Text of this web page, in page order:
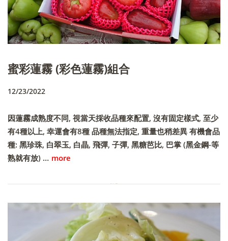
蜜彩蓮霧 (彩色蓮霧)組合
12/23/2022
因蓮霧成熟度不同, 視當天採收品種來配置, 沒有固定樣式, 至少
有4種以上, 幸運會有8種 品種無法指定, 重量也稍差異 有機會品
種: 黑珍珠, 白翠玉, 白晶, 飛彈, 子彈, 黑糖芭比, 巴掌 (黑金鋼-等
熟就有放) … more